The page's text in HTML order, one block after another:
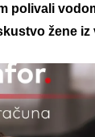
polivali
žene iz